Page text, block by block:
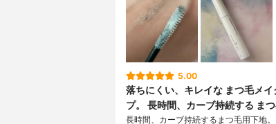
5.00
落ちにくい、キレイな まつ毛メ
プ。 長時間、カーブ持続する ま
長時間、カーブ持続するまつ毛用下地